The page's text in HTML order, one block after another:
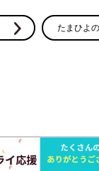
ヒーローの正体は
が（江戸らしき）
の親分、男前だけ
です。
がたや」に盗人から
みに来ると店の者
たまひよ